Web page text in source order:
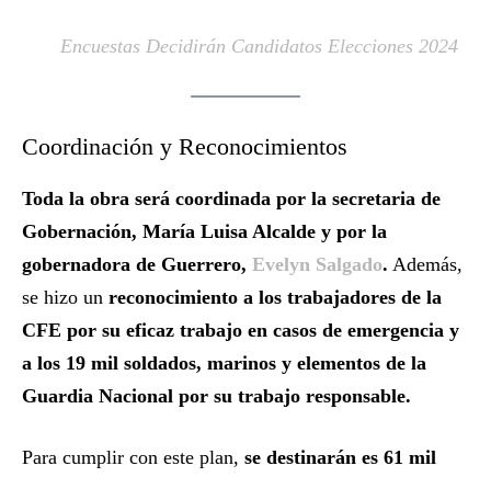
Encuestas Decidirán Candidatos Elecciones 2024
Coordinación y Reconocimientos
Toda la obra será coordinada por la secretaria de
Gobernación, María Luisa Alcalde y por la
gobernadora de Guerrero, Evelyn Salgado. Además,
se hizo un reconocimiento a los trabajadores de la
CFE por su eficaz trabajo en casos de emergencia y
a los 19 mil soldados, marinos y elementos de la
Guardia Nacional por su trabajo responsable.
Para cumplir con este plan, se destinarán es 61 mil